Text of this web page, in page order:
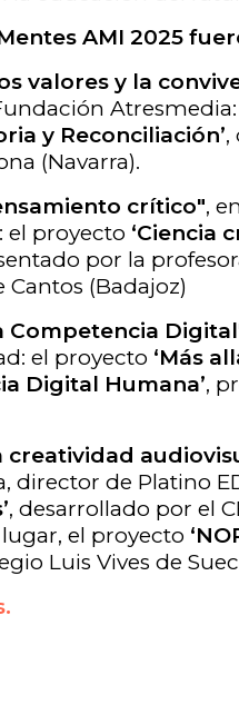
AMI 2025
valores y la
y Reconciliación’,
(Navarra).
crítico",
el proyecto ‘Ciencia
por la
Cantos (Badajoz)
Competencia
el proyecto ‘Más
Digital Humana’,
creatividad
director de Platino
, desarrollado por el
el proyecto
Luis Vives de